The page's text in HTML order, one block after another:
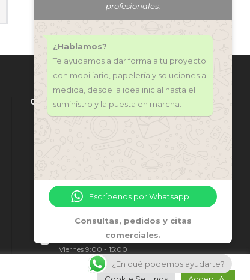
CONTÁCTANOS
C/ José Zornoza Bernabéu, 10,
Ofigrup Coworking, Despacho
n.º 4, 07800 Ibiza
Lunes - Jueves 9:00 - 17:00
Viernes 9:00 - 15:00
profesionales.
¿Hablamos?
Te ayudamos a dar forma a tu proyecto
con mobiliario, papelería y soluciones a
medida, desde la idea inicial hasta el
suministro y la puesta en marcha.
Escríbenos por Whatsapp
Consultas, pedidos y citas
comerciales.
¿En qué podemos ayudarte?